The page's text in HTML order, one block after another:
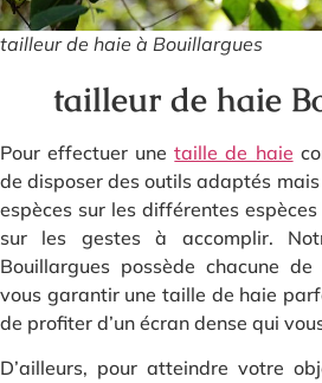
tailleur de haie à Bouillargues
tailleur de haie
Pour effectuer unetaille de haie
de disposer des outils adaptés
espèces sur les différentes
sur les gestes à accomplir.
Bouillargues possède chacune
vous garantir une taille de haie
de profiter d’un écran dense qui
D’ailleurs, pour atteindre votre